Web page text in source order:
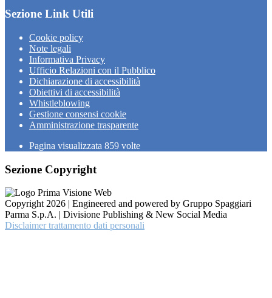
Sezione Link Utili
Cookie policy
Note legali
Informativa Privacy
Ufficio Relazioni con il Pubblico
Dichiarazione di accessibilità
Obiettivi di accessibilità
Whistleblowing
Gestione consensi cookie
Amministrazione trasparente
Pagina visualizzata 859 volte
Sezione Copyright
Copyright 2026 | Engineered and powered by Gruppo Spaggiari
Parma S.p.A. | Divisione Publishing & New Social Media
Disclaimer trattamento dati personali